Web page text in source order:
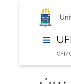
CFI/